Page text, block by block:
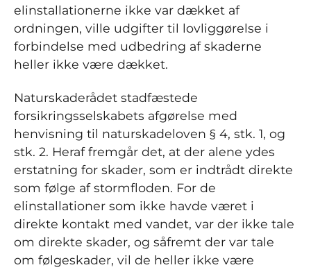
elinstallationerne ikke var dækket af
ordningen, ville udgifter til lovliggørelse i
forbindelse med udbedring af skaderne
heller ikke være dækket.
Naturskaderådet stadfæstede
forsikringsselskabets afgørelse med
henvisning til naturskadeloven § 4, stk. 1, og
stk. 2. Heraf fremgår det, at der alene ydes
erstatning for skader, som er indtrådt direkte
som følge af stormfloden. For de
elinstallationer som ikke havde været i
direkte kontakt med vandet, var der ikke tale
om direkte skader, og såfremt der var tale
om følgeskader, vil de heller ikke være